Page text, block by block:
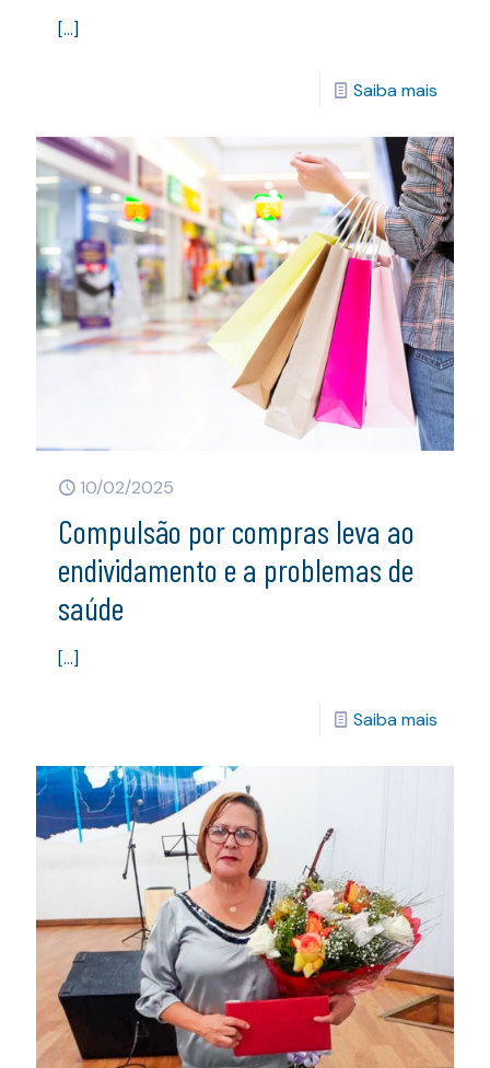
[…]
Saiba mais
10/02/2025
Compulsão por compras leva ao
endividamento e a problemas de
saúde
[…]
Saiba mais